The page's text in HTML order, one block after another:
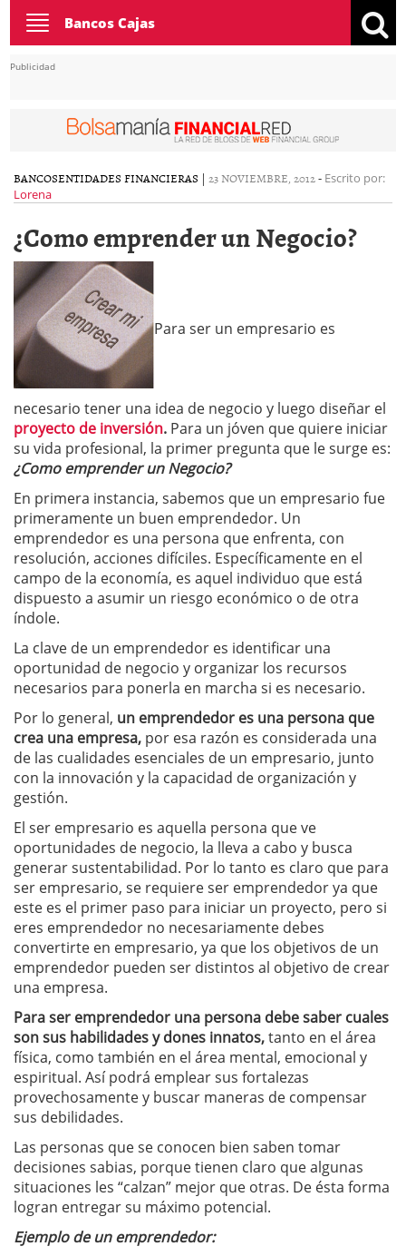
Toggle
navigation
Bancos Cajas
Publicidad
BANCOSENTIDADES FINANCIERAS | 23 NOVIEMBRE, 2012- Escrito por:
Lorena
¿Como emprender un Negocio?
Para ser un empresario es
necesario tener una idea de negocio y luego diseñar el
proyecto de inversión. Para un jóven que quiere iniciar
su vida profesional, la primer pregunta que le surge es:
¿Como emprender un Negocio?
En primera instancia, sabemos que un empresario fue
primeramente un buen emprendedor. Un
emprendedor es una persona que enfrenta, con
resolución, acciones difíciles. Específicamente en el
campo de la economía, es aquel individuo que está
dispuesto a asumir un riesgo económico o de otra
índole.
La clave de un emprendedor es identificar una
oportunidad de negocio y organizar los recursos
necesarios para ponerla en marcha si es necesario.
Por lo general, un emprendedor es una persona que
crea una empresa, por esa razón es considerada una
de las cualidades esenciales de un empresario, junto
con la innovación y la capacidad de organización y
gestión.
El ser empresario es aquella persona que ve
oportunidades de negocio, la lleva a cabo y busca
generar sustentabilidad. Por lo tanto es claro que para
ser empresario, se requiere ser emprendedor ya que
este es el primer paso para iniciar un proyecto, pero si
eres emprendedor no necesariamente debes
convertirte en empresario, ya que los objetivos de un
emprendedor pueden ser distintos al objetivo de crear
una empresa.
Para ser emprendedor una persona debe saber cuales
son sus habilidades y dones innatos,tanto en el área
física, como también en el área mental, emocional y
espiritual. Así podrá emplear sus fortalezas
provechosamente y buscar maneras de compensar
sus debilidades.
Las personas que se conocen bien saben tomar
decisiones sabias, porque tienen claro que algunas
situaciones les “calzan” mejor que otras. De ésta forma
logran entregar su máximo potencial.
Ejemplo de un emprendedor: